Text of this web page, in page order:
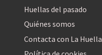
Huellas del pasado
Quiénes somos
Contacta con La Huella